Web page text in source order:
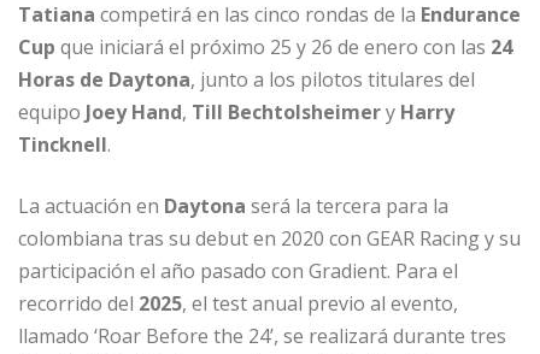
Tatiana competirá en las cinco rondas de la Endurance
Cup que iniciará el próximo 25 y 26 de enero con las 24
Horas de Daytona, junto a los pilotos titulares del
equipo Joey Hand, Till Bechtolsheimery Harry
Tincknell.
La actuación en Daytona será la tercera para la
colombiana tras su debut en 2020 con GEAR Racing y su
participación el año pasado con Gradient. Para el
recorrido del 2025, el test anual previo al evento,
llamado ‘Roar Before the 24’, se realizará durante tres